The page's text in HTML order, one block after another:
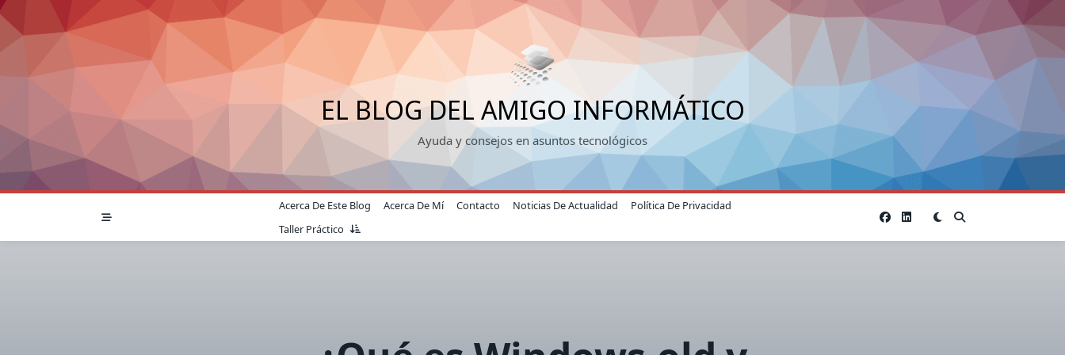
Saltar
al
contenido
EL BLOG DEL AMIGO INFORMÁTICO
Ayuda y consejos en asuntos tecnológicos
Acerca De Este Blog Acerca De Mí Contacto Noticias De Actualidad
Política De Privacidad
Taller Práctico